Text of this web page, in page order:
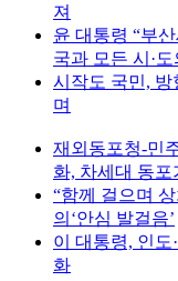
져
윤 대통령 “부
국과 모든 시·도
시작도 국민, 방
며
재외동포청-민
화, 차세대 동
“함께 걸으며
의‘안심 발걸음’
이 대통령, 인
화